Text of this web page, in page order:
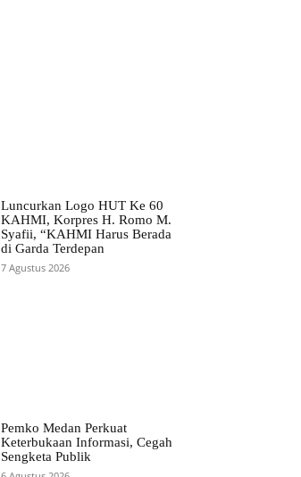
Luncurkan Logo HUT Ke 60
KAHMI, Korpres H. Romo M.
Syafii, “KAHMI Harus Berada
di Garda Terdepan
7 Agustus 2026
Pemko Medan Perkuat
Keterbukaan Informasi, Cegah
Sengketa Publik